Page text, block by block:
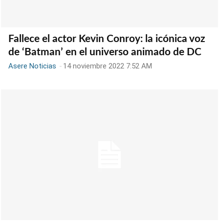
Fallece el actor Kevin Conroy: la icónica voz
de ‘Batman’ en el universo animado de DC
Asere Noticias - 14 noviembre 2022 7:52 AM